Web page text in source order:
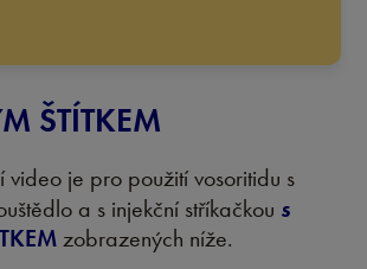
ŠTÍTKEM
video je pro použití vosoritidu s
a s injekční stříkačkou s
zobrazených níže.